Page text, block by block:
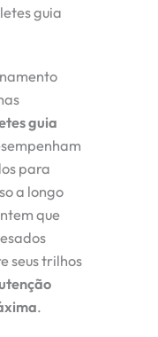
guia
guia
para
a longo
que
seus trilhos
.